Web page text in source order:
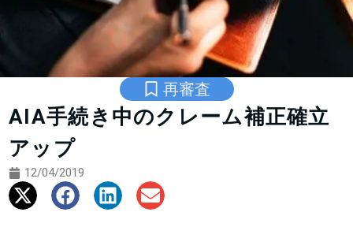
再審査
AIA手続き中のクレーム補正確立
アップ
12/04/2019